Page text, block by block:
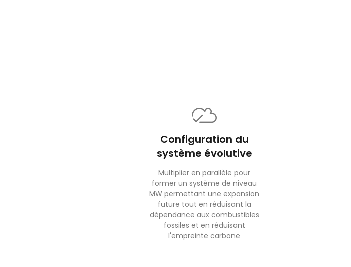
Configuration du
système évolutive
Multiplier en parallèle pour
former un système de niveau
MW permettant une expansion
future tout en réduisant la
dépendance aux combustibles
fossiles et en réduisant
l'empreinte carbone